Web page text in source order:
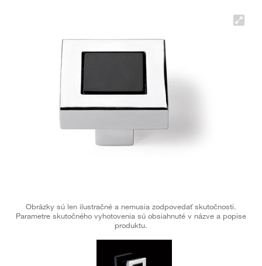
Obrázky sú len ilustračné a nemusia zodpovedať skutočnosti.
Parametre skutočného vyhotovenia sú obsiahnuté v názve a popise
produktu.